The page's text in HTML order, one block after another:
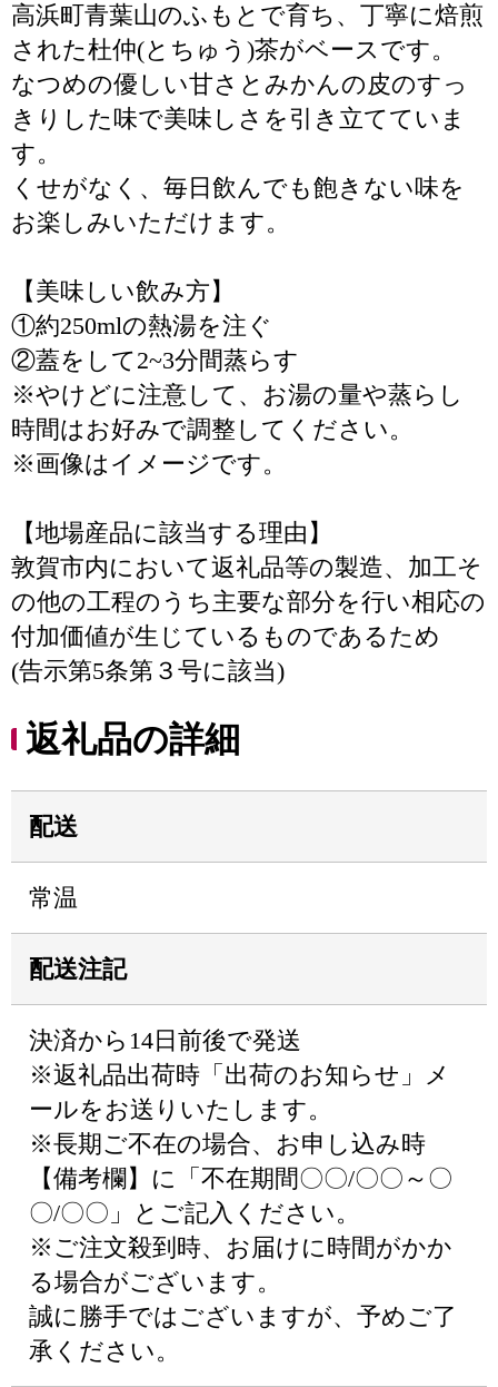
高浜町青葉山のふもとで育ち、丁寧に焙煎
された杜仲(とちゅう)茶がベースです。
なつめの優しい甘さとみかんの皮のすっ
きりした味で美味しさを引き立てていま
す。
くせがなく、毎日飲んでも飽きない味を
お楽しみいただけます。
【美味しい飲み方】
①約250mlの熱湯を注ぐ
②蓋をして2~3分間蒸らす
※やけどに注意して、お湯の量や蒸らし
時間はお好みで調整してください。
※画像はイメージです。
【地場産品に該当する理由】
敦賀市内において返礼品等の製造、加工そ
の他の工程のうち主要な部分を行い相応の
付加価値が生じているものであるため
(告示第5条第３号に該当)
返礼品の詳細
配送
常温
配送注記
決済から14日前後で発送
※返礼品出荷時「出荷のお知らせ」メ
ールをお送りいたします。
※長期ご不在の場合、お申し込み時
【備考欄】に「不在期間〇〇/〇〇～〇
〇/〇〇」とご記入ください。
※ご注文殺到時、お届けに時間がかか
る場合がございます。
誠に勝手ではございますが、予めご了
承ください。